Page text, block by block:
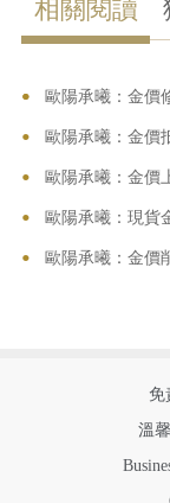
相關閱讀
•
• 歐陽承曦：金價
• 歐陽承曦：金價
• 歐陽承曦：金價
• 歐陽承曦：現貨
• 歐陽承曦：金價
免
溫